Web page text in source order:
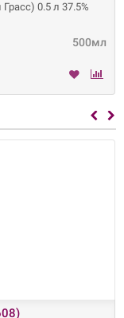
Грасс) 0.5 л 37.5%
500мл